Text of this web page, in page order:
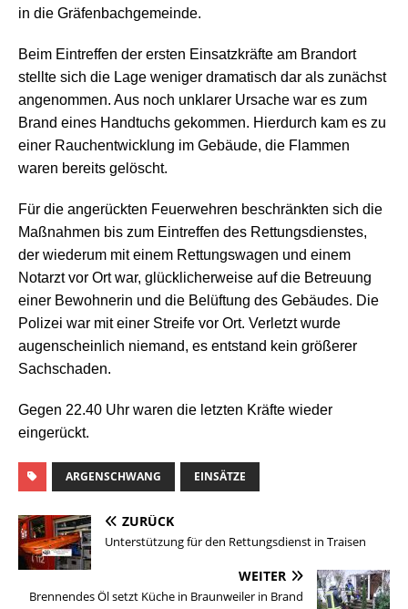
in die Gräfenbachgemeinde.
Beim Eintreffen der ersten Einsatzkräfte am Brandort
stellte sich die Lage weniger dramatisch dar als zunächst
angenommen. Aus noch unklarer Ursache war es zum
Brand eines Handtuchs gekommen. Hierdurch kam es zu
einer Rauchentwicklung im Gebäude, die Flammen
waren bereits gelöscht.
Für die angerückten Feuerwehren beschränkten sich die
Maßnahmen bis zum Eintreffen des Rettungsdienstes,
der wiederum mit einem Rettungswagen und einem
Notarzt vor Ort war, glücklicherweise auf die Betreuung
einer Bewohnerin und die Belüftung des Gebäudes. Die
Polizei war mit einer Streife vor Ort. Verletzt wurde
augenscheinlich niemand, es entstand kein größerer
Sachschaden.
Gegen 22.40 Uhr waren die letzten Kräfte wieder
eingerückt.
ARGENSCHWANG EINSÄTZE
ZURÜCK
Unterstützung für den Rettungsdienst in Traisen
WEITER
Brennendes Öl setzt Küche in Braunweiler in Brand